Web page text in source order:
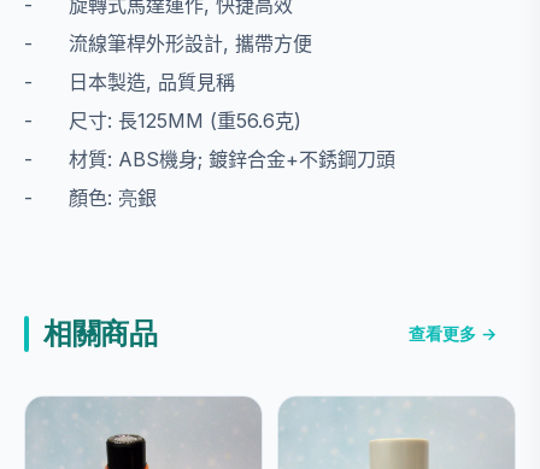
-
流線筆桿外形設計, 攜帶方便
-
日本製造, 品質見稱
-
尺寸: 長125MM (重56.6克)
-
材質: ABS機身; 鍍鋅合金+不銹鋼刀頭
-
顏色: 亮銀
相關商品 查看更多 →